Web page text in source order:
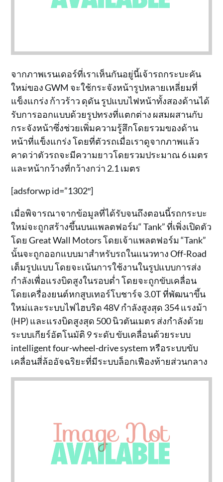
จากภาพเรนเดอร์ที่เราเห็นกันอยู่นี้เจ้ารถกระบะคัน
ใหม่ของ GWM จะใช้กระจังหน้ารูปหลายเหลี่ยมที่
แข็งแกร่ง ก้าวร้าว ดุดัน รูปแบบไฟหน้าทั้งสองด้านได้
รับการออกแบบด้วยรูปทรงที่แตกต่าง ผสมผสานกับ
กระจังหน้าซึ่งช่วยเพิ่มความรู้สึกโดยรวมของด้าน
หน้าที่แข็งแกร่ง โดยที่ตัวรถเมื่อเราดูจากภาพแล้ว
คาดว่าตัวรถจะมีความยาวโดยรวมประมาณ 6 เมตร
และหน้ากว้างที่กว้างกว่า 2.1 เมตร
[adsforwp id=”1302″]
เมื่อพิจารณาจากข้อมูลที่ได้รับจนถึงตอนนี้รถกระบะ
ใหม่จะถูกสร้างขึ้นบนแพลตฟอร์ม“ Tank” ที่เพิ่งเปิดตัว
โดย Great Wall Motors โดยเจ้าแพลตฟอร์ม “Tank”
นั้นจะถูกออกแบบมาสำหรับรถในแนวทาง Off-Road
เต็มรูปแบบ โดยจะเน้นการใช้งานในรูปแบบการส่ง
กำลังเพื่อแรงบิดสูงในรอบต่ำ โดยจะถูกขับเคลื่อน
โดยเครื่องยนต์หกสูบเทอร์โบชาร์จ 3.0T ที่พัฒนาขึ้น
ใหม่และระบบไฟไฮบริด 48V กำลังสูงสุด 354 แรงม้า
(HP) และแรงบิดสูงสุด 500 นิวตันเมตร ส่งกำลังด้วย
ระบบเกียร์อัตโนมัติ 9 ระดับ ขับเคลื่อนด้วยระบบ
intelligent four-wheel-drive system หรือระบบขับ
เคลื่อนสี่ล้ออัจฉริยะที่มีระบบล็อกเฟืองท้ายส่วนกลาง